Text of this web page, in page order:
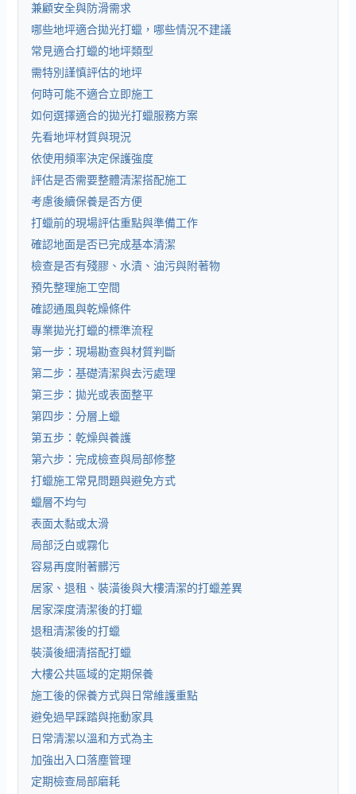
兼顧安全與防滑需求
哪些地坪適合拋光打蠟，哪些情況不建議
常見適合打蠟的地坪類型
需特別謹慎評估的地坪
何時可能不適合立即施工
如何選擇適合的拋光打蠟服務方案
先看地坪材質與現況
依使用頻率決定保護強度
評估是否需要整體清潔搭配施工
考慮後續保養是否方便
打蠟前的現場評估重點與準備工作
確認地面是否已完成基本清潔
檢查是否有殘膠、水漬、油污與附著物
預先整理施工空間
確認通風與乾燥條件
專業拋光打蠟的標準流程
第一步：現場勘查與材質判斷
第二步：基礎清潔與去污處理
第三步：拋光或表面整平
第四步：分層上蠟
第五步：乾燥與養護
第六步：完成檢查與局部修整
打蠟施工常見問題與避免方式
蠟層不均勻
表面太黏或太滑
局部泛白或霧化
容易再度附著髒污
居家、退租、裝潢後與大樓清潔的打蠟差異
居家深度清潔後的打蠟
退租清潔後的打蠟
裝潢後細清搭配打蠟
大樓公共區域的定期保養
施工後的保養方式與日常維護重點
避免過早踩踏與拖動家具
日常清潔以溫和方式為主
加強出入口落塵管理
定期檢查局部磨耗